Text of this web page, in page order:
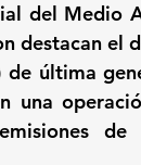
del Medio
destacan el
de última
una
de